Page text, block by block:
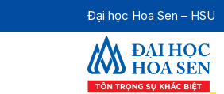
Đại học Hoa Sen – HSU